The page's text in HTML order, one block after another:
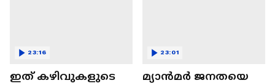
ഇത് കഴിവുകളുടെ
23:16
മ്യാൻമർ ജനതയെ
23:01